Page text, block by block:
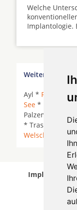
Welche
Implantologie.
Weitere Orte in
Ayl *
See * *
Palzem *
*
* Trassem *
Welschbillig
*